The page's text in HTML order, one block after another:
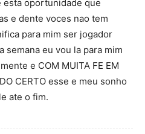
esta oportunidade que
e dente voces nao tem
para mim ser jogador
semana eu vou la para mim
e COM MUITA FE EM
CERTO esse e meu sonho
ate o fim.